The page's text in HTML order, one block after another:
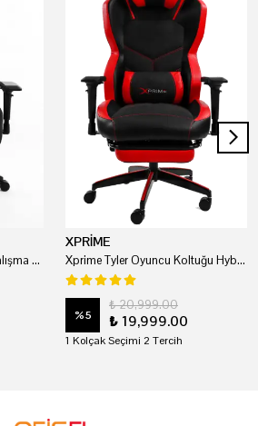
Xprime Soft Profesyonel Çalışma Ve Oyuncu Koltuğu
XPRİME
Xprime Tyler Oyuncu Koltuğu Hybrid Kumaş Kırmızı
%5
₺ 20,999.00
₺ 19,999.00
1 Kolçak Seçimi 2 Tercih